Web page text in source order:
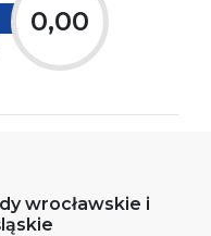
0,00
wrocławskie i